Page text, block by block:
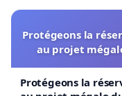
Protégeons la
au projet
Protégeons la